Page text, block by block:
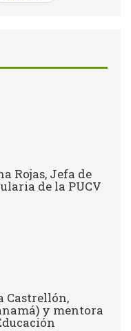
Rojas, Jefa de
de la PUCV
Castrellón,
y mentora